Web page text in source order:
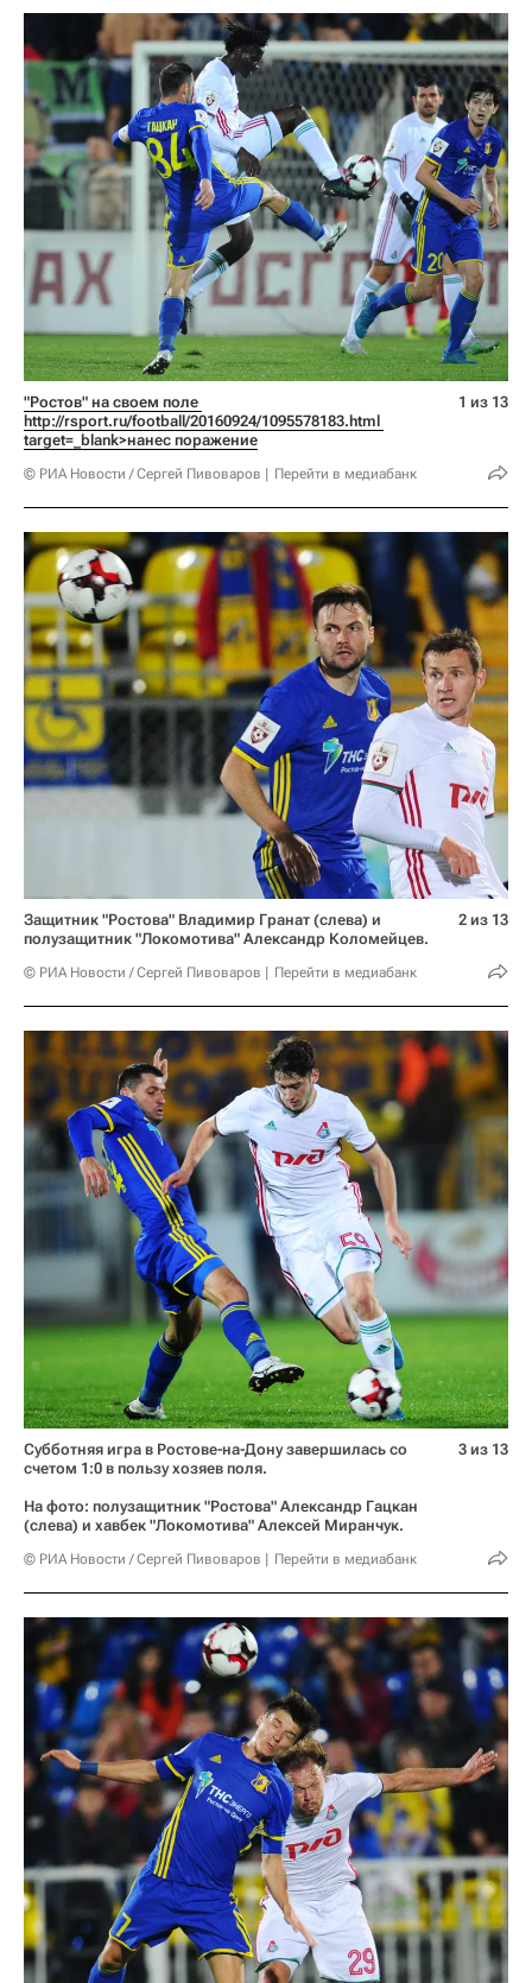
http://rsport.ru/football/20160924/1095578183.html
target=_blank>нанес поражение
© РИА Новости / Сергей Пивоваров Перейти в медиабанк
1 из 13
Защитник "Ростова" Владимир Гранат (слева) и
полузащитник "Локомотива" Александр Коломейцев.
© РИА Новости / Сергей Пивоваров Перейти в медиабанк
2 из 13
Субботняя игра в Ростове-на-Дону завершилась со
счетом 1:0 в пользу хозяев поля.
На фото: полузащитник "Ростова" Александр Гацкан
(слева) и хавбек "Локомотива" Алексей Миранчук.
© РИА Новости / Сергей Пивоваров Перейти в медиабанк
3 из 13